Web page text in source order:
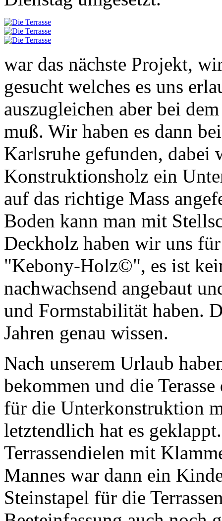
war das nächste Projekt,
gesucht welches es uns
auszugleichen aber bei
muß. Wir haben es dann
Karlsruhe gefunden, dabei
Konstruktionsholz ein
auf das richtige Mass
Boden kann man mit
Deckholz haben wir uns
"Kebony-Holz©", es ist
nachwachsend angebaut
und Formstabilität haben.
Jahren genau wissen.
Nach unserem Urlaub
bekommen und die
für die Unterkonstruktion
letztendlich hat es
Terrassendielen mit
Mannes war dann ein
Steinstapel für die